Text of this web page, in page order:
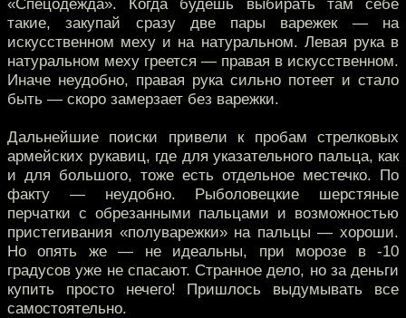
такие, закупай сразу две пары варежек — на
искусственном меху и на натуральном. Левая рука в
натуральном меху греется — правая в искусственном.
Иначе неудобно, правая рука сильно потеет и стало
быть — скоро замерзает без варежки.
Дальнейшие поиски привели к пробам стрелковых
армейских рукавиц, где для указательного пальца, как
и для большого, тоже есть отдельное местечко. По
факту — неудобно. Рыболовецкие шерстяные
перчатки с обрезанными пальцами и возможностью
пристегивания «полуварежки» на пальцы — хороши.
Но опять же — не идеальны, при морозе в -10
градусов уже не спасают. Странное дело, но за деньги
купить просто нечего! Пришлось выдумывать все
самостоятельно.